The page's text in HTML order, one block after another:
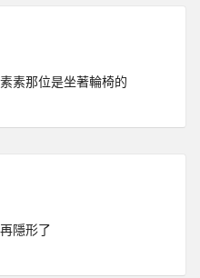
素那位是坐著輪椅的
隱形了